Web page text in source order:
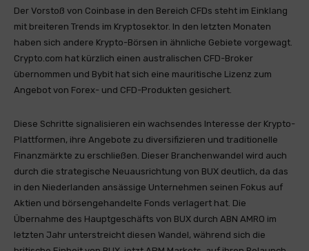
Der Vorstoß von Coinbase in den Bereich CFDs steht im Einklang
mit breiteren Trends im Kryptosektor. In den letzten Monaten
haben sich andere Krypto-Börsen in ähnliche Gebiete vorgewagt.
Crypto.com hat kürzlich einen australischen CFD-Broker
übernommen und Bybit hat sich eine mauritische Lizenz zum
Angebot von Forex- und CFD-Produkten gesichert.
Diese Schritte signalisieren ein wachsendes Interesse der Krypto-
Plattformen, ihre Angebote zu diversifizieren und traditionelle
Finanzmärkte zu erschließen. Dieser Branchenwandel wird auch
durch die strategische Neuausrichtung von BUX deutlich, da das
in den Niederlanden ansässige Unternehmen seinen Fokus auf
Aktien und börsengehandelte Fonds verlagert hat. Die
Übernahme des Hauptgeschäfts von BUX durch ABN AMRO im
letzten Jahr unterstreicht diesen Wandel, während sich die